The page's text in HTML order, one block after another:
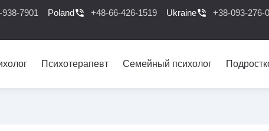
7901 Polandphone_in_talk +48-66-426-1519 Ukrainephone_in_talk +38-093-276-
Психотерапевт Семейный психолог